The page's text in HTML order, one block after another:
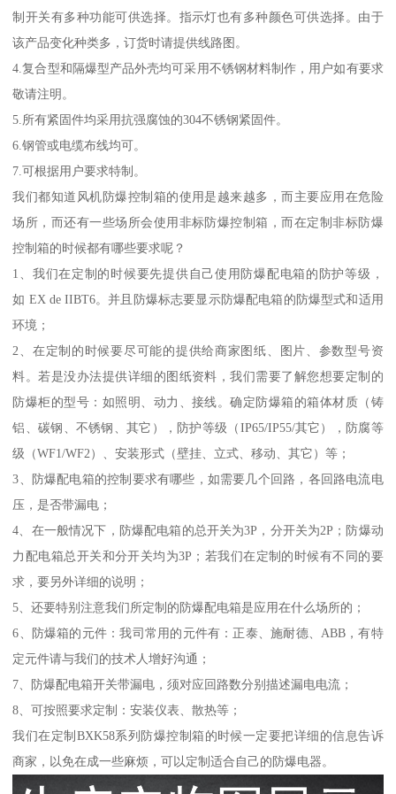
制开关有多种功能可供选择。指示灯也有多种颜色可供选择。由于
该产品变化种类多，订货时请提供线路图。
4.复合型和隔爆型产品外壳均可采用不锈钢材料制作，用户如有要求
敬请注明。
5.所有紧固件均采用抗强腐蚀的304不锈钢紧固件。
6.钢管或电缆布线均可。
7.可根据用户要求特制。
我们都知道风机防爆控制箱的使用是越来越多，而主要应用在危险
场所，而还有一些场所会使用非标防爆控制箱，而在定制非标防爆
控制箱的时候都有哪些要求呢？
1、我们在定制的时候要先提供自己使用防爆配电箱的防护等级，
如 EX de IIBT6。并且防爆标志要显示防爆配电箱的防爆型式和适用
环境；
2、在定制的时候要尽可能的提供给商家图纸、图片、参数型号资
料。若是没办法提供详细的图纸资料，我们需要了解您想要定制的
防爆柜的型号：如照明、动力、接线。确定防爆箱的箱体材质（铸
铝、碳钢、不锈钢、其它），防护等级（IP65/IP55/其它），防腐等
级（WF1/WF2）、安装形式（壁挂、立式、移动、其它）等；
3、防爆配电箱的控制要求有哪些，如需要几个回路，各回路电流电
压，是否带漏电；
4、在一般情况下，防爆配电箱的总开关为3P，分开关为2P；防爆动
力配电箱总开关和分开关均为3P；若我们在定制的时候有不同的要
求，要另外详细的说明；
5、还要特别注意我们所定制的防爆配电箱是应用在什么场所的；
6、防爆箱的元件：我司常用的元件有：正泰、施耐德、ABB，有特
定元件请与我们的技术人增好沟通；
7、防爆配电箱开关带漏电，须对应回路数分别描述漏电电流；
8、可按照要求定制：安装仪表、散热等；
我们在定制BXK58系列防爆控制箱的时候一定要把详细的信息告诉
商家，以免在成一些麻烦，可以定制适合自己的防爆电器。